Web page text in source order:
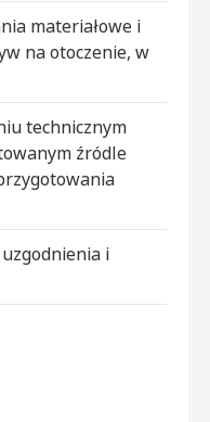
materiałowe i
na otoczenie, w
technicznym
źródle
i